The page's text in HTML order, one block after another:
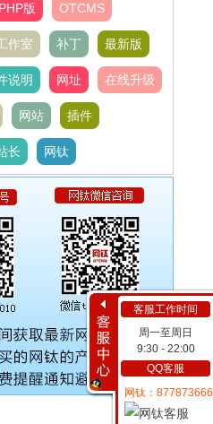
PHP版 OTCMS
作室 补丁 最新版
说明 网址 在线升级
网站 插件
长 网钛
客服工作时间
周一至周日
9:30 - 22:00
QQ客服
网钛：877873666